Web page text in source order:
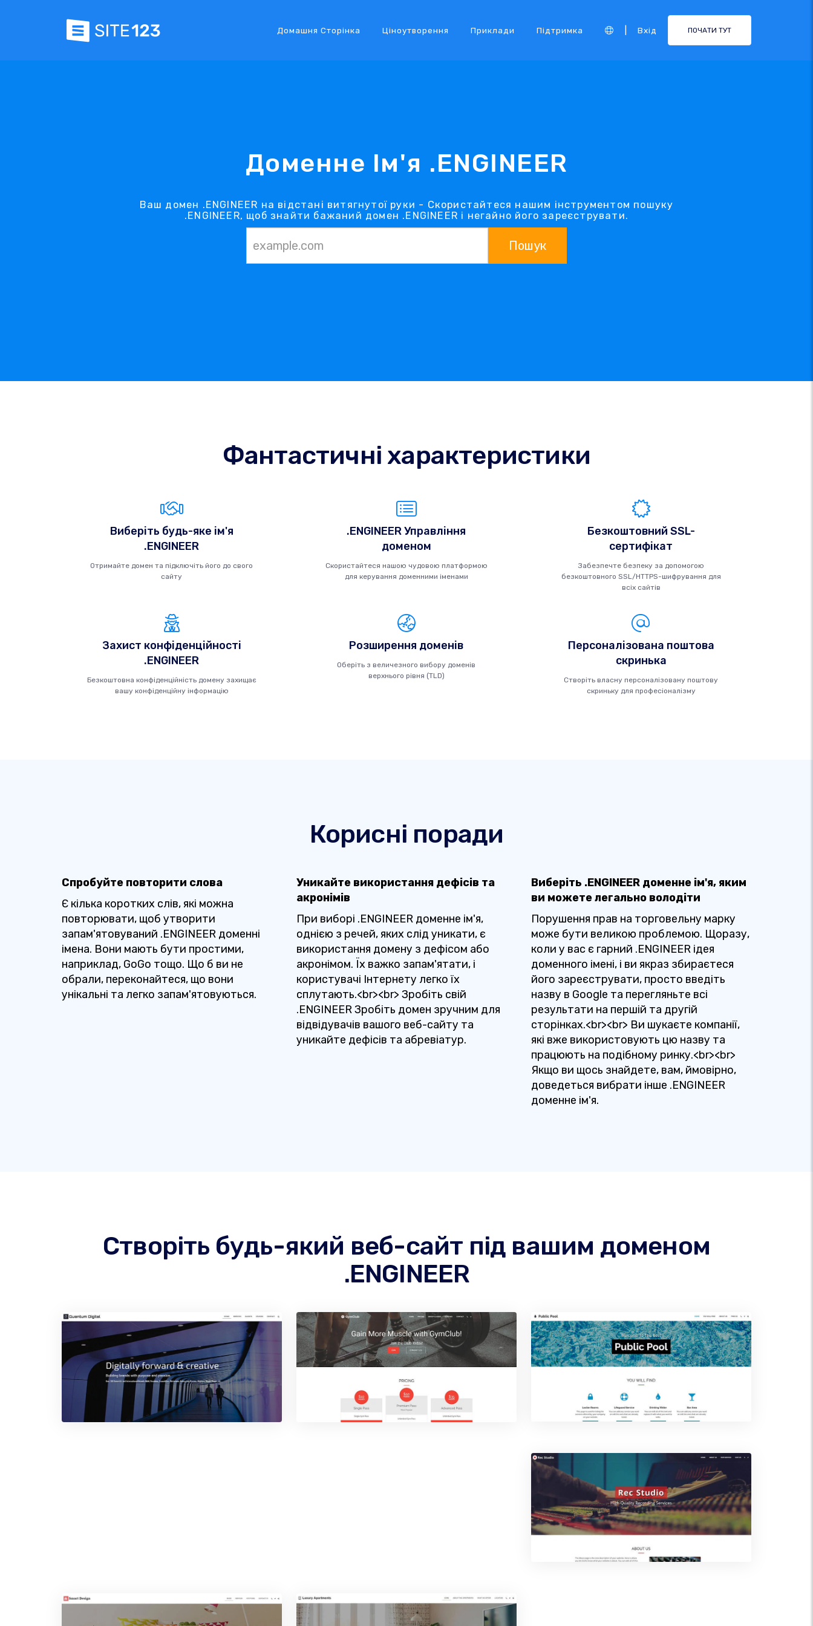
Домашня Сторінка Ціноутворення Приклади Підтримка Вхід ПОЧАТИ ТУТ
Доменне Ім'я .ENGINEER
Ваш домен .ENGINEER на відстані витягнутої руки - Скористайтеся нашим інструментом пошуку
.ENGINEER, щоб знайти бажаний домен .ENGINEER і негайно його зареєструвати.
Пошук
Фантастичні характеристики
Виберіть будь-яке ім'я
.ENGINEER
Отримайте домен та підключіть його до свого
сайту
.ENGINEER Управління
доменом
Скористайтеся нашою чудовою платформою
для керування доменними іменами
Безкоштовний SSL-
сертифікат
Забезпечте безпеку за допомогою
безкоштовного SSL/HTTPS-шифрування для
всіх сайтів
Захист конфіденційності
.ENGINEER
Безкоштовна конфіденційність домену захищає
вашу конфіденційну інформацію
Розширення доменів
Оберіть з величезного вибору доменів
верхнього рівня (TLD)
Персоналізована поштова
скринька
Створіть власну персоналізовану поштову
скриньку для професіоналізму
Корисні поради
Спробуйте повторити слова
Є кілька коротких слів, які можна
повторювати, щоб утворити
запам'ятовуваний .ENGINEER доменні
імена. Вони мають бути простими,
наприклад, GoGo тощо. Що б ви не
обрали, переконайтеся, що вони
унікальні та легко запам'ятовуються.
Уникайте використання дефісів та
акронімів
При виборі .ENGINEER доменне ім'я,
однією з речей, яких слід уникати, є
використання домену з дефісом або
акронімом. Їх важко запам'ятати, і
користувачі Інтернету легко їх
сплутають.<br><br> Зробіть свій
.ENGINEER Зробіть домен зручним для
відвідувачів вашого веб-сайту та
уникайте дефісів та абревіатур.
Виберіть .ENGINEER доменне ім'я, яким
ви можете легально володіти
Порушення прав на торговельну марку
може бути великою проблемою. Щоразу,
коли у вас є гарний .ENGINEER ідея
доменного імені, і ви якраз збираєтеся
його зареєструвати, просто введіть
назву в Google та перегляньте всі
результати на першій та другій
сторінках.<br><br> Ви шукаєте компанії,
які вже використовують цю назву та
працюють на подібному ринку.<br><br>
Якщо ви щось знайдете, вам, ймовірно,
доведеться вибрати інше .ENGINEER
доменне ім'я.
Створіть будь-який веб-сайт під вашим доменом
.ENGINEER